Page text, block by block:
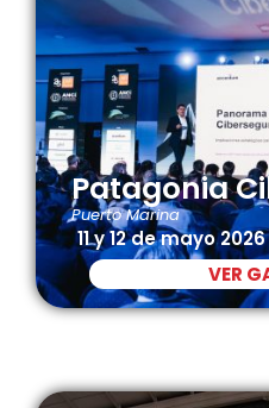
Patagonia
Puerto Marina
11 y 12 de mayo 2026
VER